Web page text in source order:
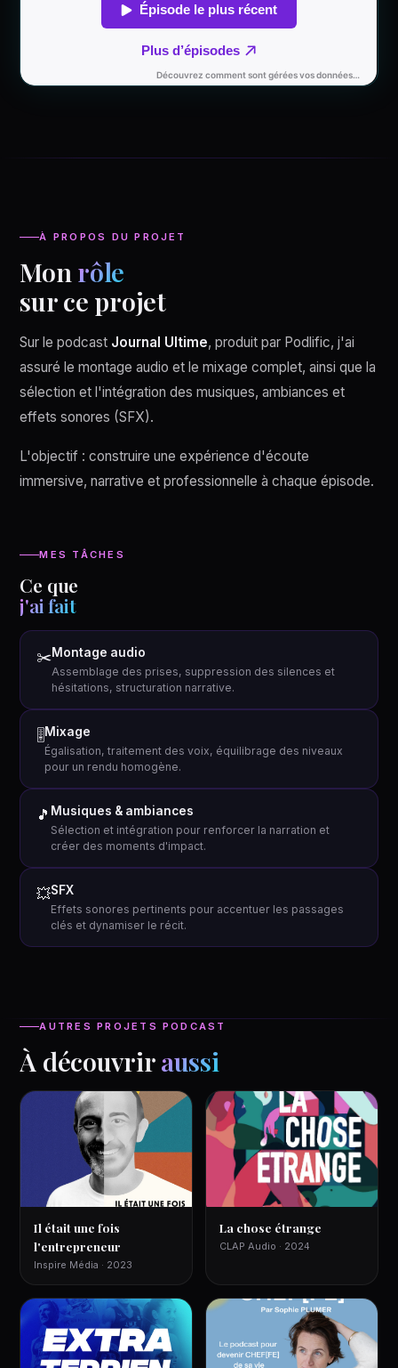
À PROPOS DU PROJET
Mon rôle
sur ce projet
Sur le podcast Journal Ultime, produit par Podlific, j'ai
assuré le montage audio et le mixage complet, ainsi que la
sélection et l'intégration des musiques, ambiances et
effets sonores (SFX).
L'objectif : construire une expérience d'écoute
immersive, narrative et professionnelle à chaque épisode.
MES TÂCHES
Ce que
j'ai fait
✂️Montage audio
Assemblage des prises, suppression des silences et
hésitations, structuration narrative.
🎚 Mixage
Égalisation, traitement des voix, équilibrage des niveaux
pour un rendu homogène.
🎵 Musiques & ambiances
Sélection et intégration pour renforcer la narration et
créer des moments d'impact.
💥SFX
Effets sonores pertinents pour accentuer les passages
clés et dynamiser le récit.
AUTRES PROJETS PODCAST
À découvriraussi
Il était une fois
l'entrepreneur
Inspire Média · 2023
La chose étrange
CLAP Audio · 2024